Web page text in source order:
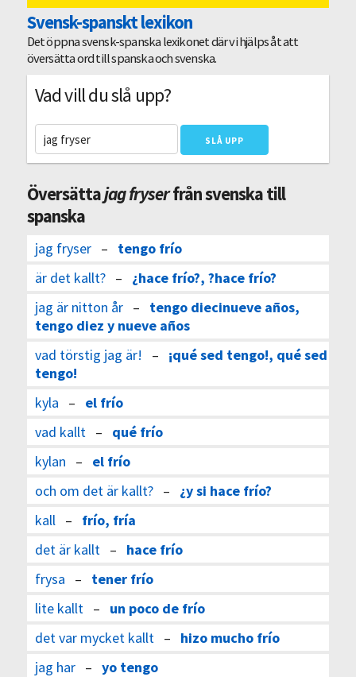
Svensk-spanskt lexikon
Det öppna svensk-spanska lexikonet där vi hjälps åt att
översätta ord till spanska och svenska.
Vad vill du slå upp?
Översättajag fryserfrån svenska till
spanska
jag fryser– tengo frío
är det kallt?– ¿hace frío?, ?hace frío?
jag är nitton år– tengo diecinueve años,
tengo diez y nueve años
vad törstig jag är! – ¡qué sed tengo!, qué sed
tengo!
kyla – el frío
vad kallt – qué frío
kylan – el frío
och om det är kallt?– ¿y si hace frío?
kall – frío, fría
det är kallt – hace frío
frysa – tener frío
lite kallt – un poco de frío
det var mycket kallt – hizo mucho frío
jag har– yo tengo